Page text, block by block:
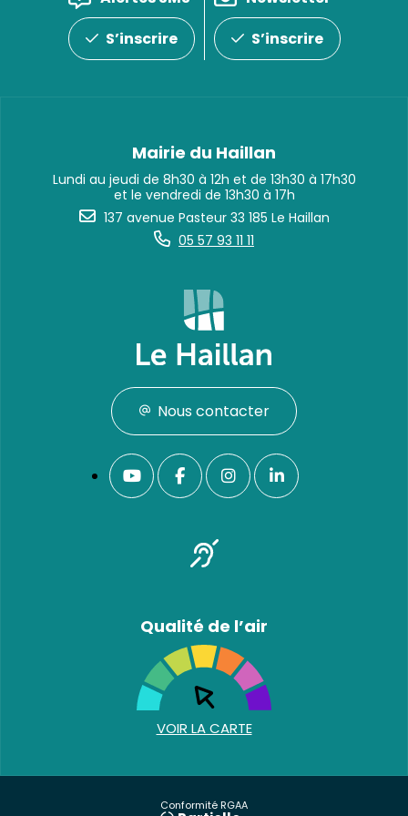
S’inscrire
S’inscrire
Mairie du Haillan
Lundi au jeudi de 8h30 à 12h et de 13h30 à 17h30
et le vendredi de 13h30 à 17h
137 avenue Pasteur 33 185 Le Haillan
05 57 93 11 11
Nous contacter
Qualité de l’air
VOIR LA CARTE
Conformité RGAA